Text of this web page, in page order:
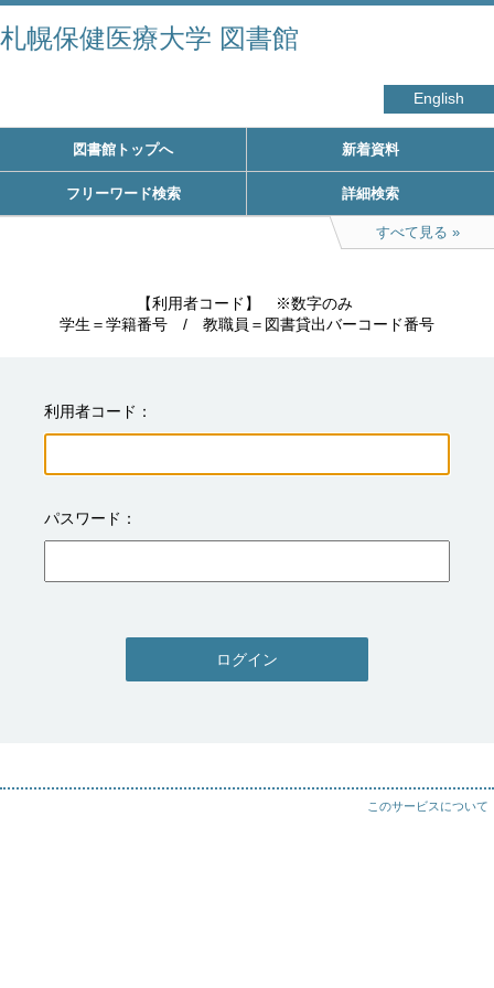
札幌保健医療大学 図書館
English
図書館トップへ 新着資料
フリーワード検索 詳細検索
すべて見る
【利用者コード】　※数字のみ
学生＝学籍番号　/　教職員＝図書貸出バーコード番号
利用者コード
パスワード
ログイン
このサービスについて